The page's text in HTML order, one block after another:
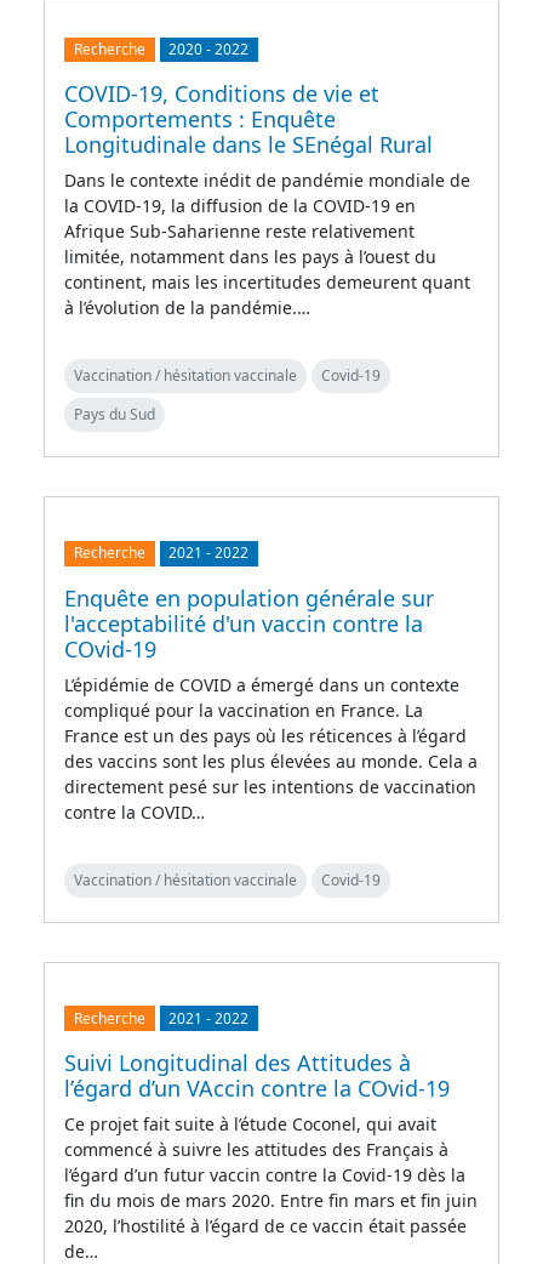
Recherche 2020-2022
COVID-19, Conditions de vie et
Comportements : Enquête
Longitudinale dans le SEnégal Rural
Dans le contexte inédit de pandémie mondiale de
la COVID-19, la diffusion de la COVID-19 en
Afrique Sub-Saharienne reste relativement
limitée, notamment dans les pays à l’ouest du
continent, mais les incertitudes demeurent quant
à l’évolution de la pandémie.…
Vaccination / hésitation vaccinale
Covid-19
Pays du Sud
Recherche 2021 -2022
Enquête en population générale sur
l'acceptabilité d'un vaccin contre la
COvid-19
L’épidémie de COVID a émergé dans un contexte
compliqué pour la vaccination en France. La
France est un des pays où les réticences à l’égard
des vaccins sont les plus élevées au monde. Cela a
directement pesé sur les intentions de vaccination
contre la COVID…
Vaccination / hésitation vaccinale Covid-19
Recherche 2021 -2022
Suivi Longitudinal des Attitudes à
l’égard d’un VAccin contre la COvid-19
Ce projet fait suite à l’étude Coconel, qui avait
commencé à suivre les attitudes des Français à
l’égard d’un futur vaccin contre la Covid-19 dès la
fin du mois de mars 2020. Entre fin mars et fin juin
2020, l’hostilité à l’égard de ce vaccin était passée
de…